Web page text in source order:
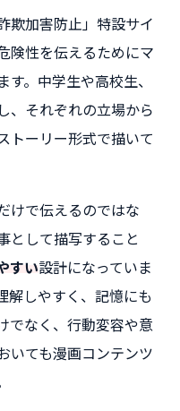
欺加害防止」特設サイ
険性を伝えるためにマ
。中学生や高校生、
、それぞれの立場から
トーリー形式で描いて
けで伝えるのではな
として描写すること
すい設計になっていま
解しやすく、記憶にも
でなく、行動変容や意
いても漫画コンテンツ